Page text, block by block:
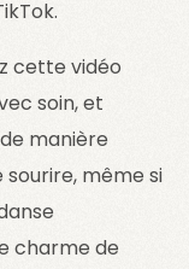
cette vidéo
soin, et
manière
sourire, même si
charme de